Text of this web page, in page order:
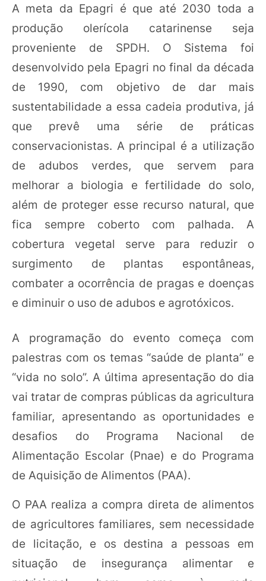
A meta da Epagri é que até 2030 toda a
produção olerícola catarinense seja
proveniente de SPDH. O Sistema foi
desenvolvido pela Epagri no final da década
de 1990, com objetivo de dar mais
sustentabilidade a essa cadeia produtiva, já
que prevê uma série de práticas
conservacionistas. A principal é a utilização
de adubos verdes, que servem para
melhorar a biologia e fertilidade do solo,
além de proteger esse recurso natural, que
fica sempre coberto com palhada. A
cobertura vegetal serve para reduzir o
surgimento de plantas espontâneas,
combater a ocorrência de pragas e doenças
e diminuir o uso de adubos e agrotóxicos.
A programação do evento começa com
palestras com os temas “saúde de planta” e
“vida no solo”. A última apresentação do dia
vai tratar de compras públicas da agricultura
familiar, apresentando as oportunidades e
desafios do Programa Nacional de
Alimentação Escolar (Pnae) e do Programa
de Aquisição de Alimentos (PAA).
O PAA realiza a compra direta de alimentos
de agricultores familiares, sem necessidade
de licitação, e os destina a pessoas em
situação de insegurança alimentar e